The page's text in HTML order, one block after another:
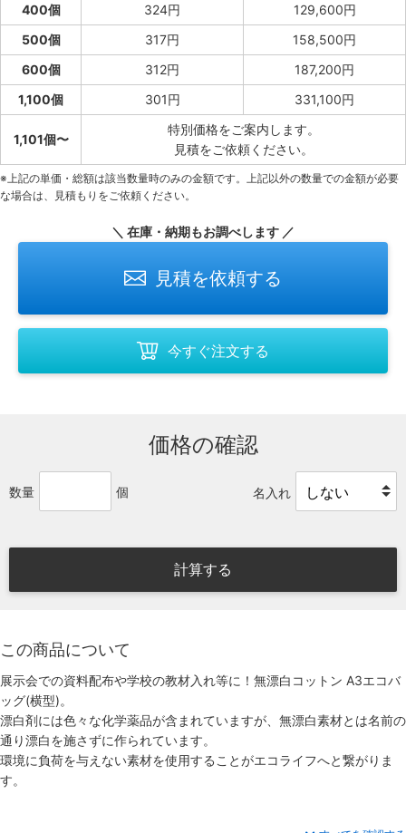
400個 324円
129,600円
500個
317円
158,500円
600個
312円
187,200円
1,100個
301円 331,100円
1,101個〜
特別価格をご案内します。
見積をご依頼ください。
※上記の単価・総額は該当数量時のみの金額です。上記以外の数量での金額が必要
な場合は、見積もりをご依頼ください。
＼ 在庫・納期もお調べします ／
見積を依頼する
今すぐ注文する
価格の確認
数量 個 名入れ
計算する
この商品について
展示会での資料配布や学校の教材入れ等に！無漂白コットン A3エコバ
ッグ(横型)。
漂白剤には色々な化学薬品が含まれていますが、無漂白素材とは名前の
通り漂白を施さずに作られています。
環境に負荷を与えない素材を使用することがエコライフへと繋がりま
す。